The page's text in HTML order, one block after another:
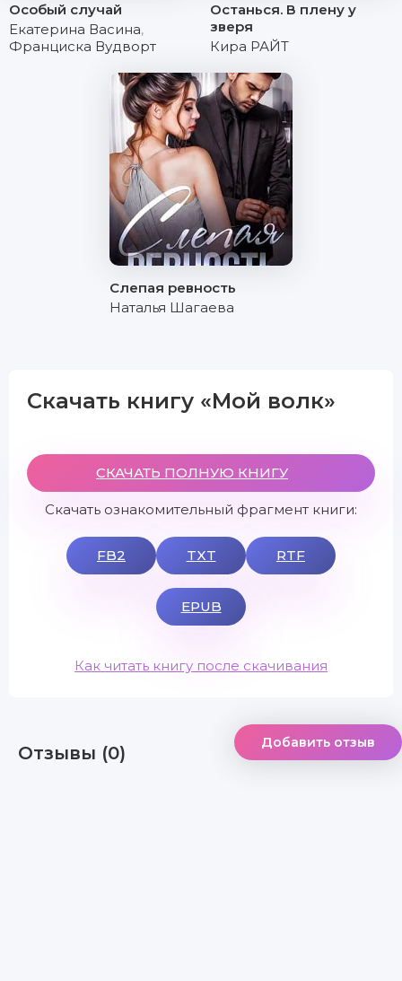
Особый случай
Екатерина Васина,
Франциска Вудворт
Останься. В плену у
зверя
Кира РАЙТ
Слепая ревность
Наталья Шагаева
Скачать книгу «Мой волк»
СКАЧАТЬ ПОЛНУЮ КНИГУ
Скачать ознакомительный фрагмент книги:
FB2 TXT RTF
EPUB
Как читать книгу после скачивания
Отзывы (0) Добавить отзыв